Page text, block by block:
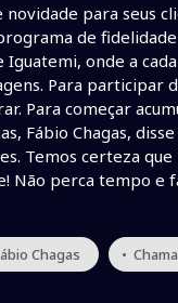
para seus
de
onde a
Para participar
Para começar
Fábio Chagas,
Temos certeza
perca tempo e
Chagas •